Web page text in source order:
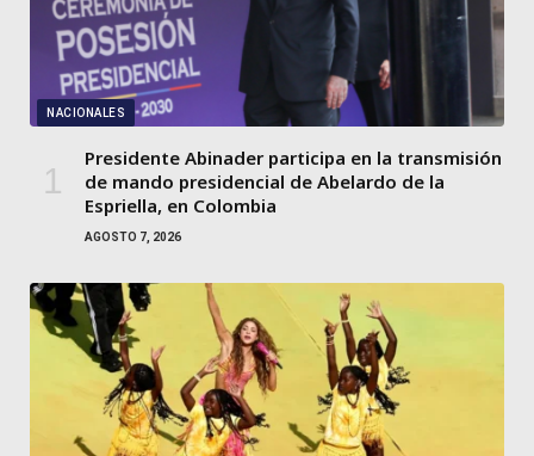
NACIONALES
Presidente Abinader participa en la transmisión
de mando presidencial de Abelardo de la
Espriella, en Colombia
AGOSTO 7, 2026